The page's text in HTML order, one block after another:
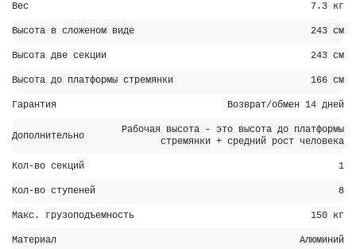
Вес 7.3 кг
Высота в сложеном виде 243 см
Высота две секции 243 см
Высота до платформы стремянки 166 см
Гарантия Возврат/обмен 14 дней
Дополнительно
Рабочая высота - это высота до платформы
стремянки + средний рост человека
Кол-во секций 1
Кол-во ступеней 8
Макс. грузоподъемность 150 кг
Материал Алюминий